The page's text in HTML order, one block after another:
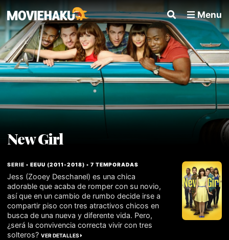
Menu
New Girl
SERIE •EEUU (2011-2018) •7 TEMPORADAS
Jess (Zooey Deschanel) es una chica
adorable que acaba de romper con su novio,
así que en un cambio de rumbo decide irse a
compartir piso con tres atractivos chicos en
busca de una nueva y diferente vida. Pero,
¿será la convivencia correcta vivir con tres
solteros?VER DETALLES